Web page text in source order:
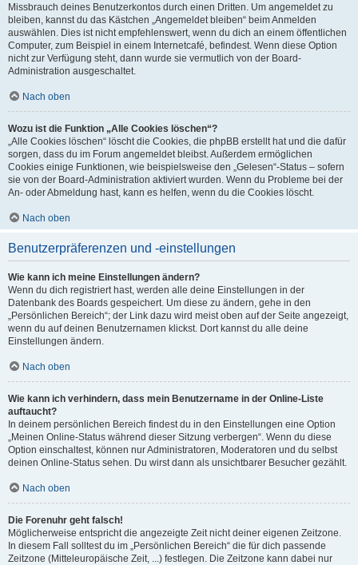
Missbrauch deines Benutzerkontos durch einen Dritten. Um angemeldet zu
bleiben, kannst du das Kästchen „Angemeldet bleiben“ beim Anmelden
auswählen. Dies ist nicht empfehlenswert, wenn du dich an einem öffentlichen
Computer, zum Beispiel in einem Internetcafé, befindest. Wenn diese Option
nicht zur Verfügung steht, dann wurde sie vermutlich von der Board-
Administration ausgeschaltet.
Nach oben
Wozu ist die Funktion „Alle Cookies löschen“?
„Alle Cookies löschen“ löscht die Cookies, die phpBB erstellt hat und die dafür
sorgen, dass du im Forum angemeldet bleibst. Außerdem ermöglichen
Cookies einige Funktionen, wie beispielsweise den „Gelesen“-Status – sofern
sie von der Board-Administration aktiviert wurden. Wenn du Probleme bei der
An- oder Abmeldung hast, kann es helfen, wenn du die Cookies löscht.
Nach oben
Benutzerpräferenzen und -einstellungen
Wie kann ich meine Einstellungen ändern?
Wenn du dich registriert hast, werden alle deine Einstellungen in der
Datenbank des Boards gespeichert. Um diese zu ändern, gehe in den
„Persönlichen Bereich“; der Link dazu wird meist oben auf der Seite angezeigt,
wenn du auf deinen Benutzernamen klickst. Dort kannst du alle deine
Einstellungen ändern.
Nach oben
Wie kann ich verhindern, dass mein Benutzername in der Online-Liste
auftaucht?
In deinem persönlichen Bereich findest du in den Einstellungen eine Option
„Meinen Online-Status während dieser Sitzung verbergen“. Wenn du diese
Option einschaltest, können nur Administratoren, Moderatoren und du selbst
deinen Online-Status sehen. Du wirst dann als unsichtbarer Besucher gezählt.
Nach oben
Die Forenuhr geht falsch!
Möglicherweise entspricht die angezeigte Zeit nicht deiner eigenen Zeitzone.
In diesem Fall solltest du im „Persönlichen Bereich“ die für dich passende
Zeitzone (Mitteleuropäische Zeit, ...) festlegen. Die Zeitzone kann dabei nur